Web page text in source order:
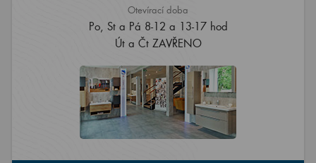
Otevírací doba
Po, St a Pá 8-12 a 13-17 hod
Út a Čt ZAVŘENO